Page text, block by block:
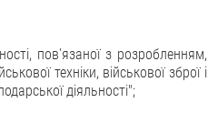
пов'язаної з розробленням,
техніки, військової зброї і
діяльності";